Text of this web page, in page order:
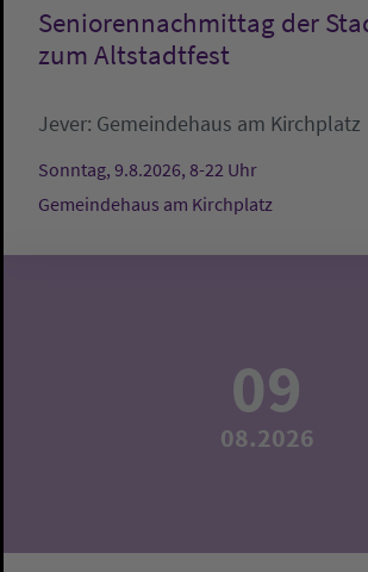
Seniorennachmittag der
zum Altstadtfest
Jever: Gemeindehaus am Kirchplatz
Sonntag, 9.8.2026, 8-22 Uhr
Gemeindehaus am Kirchplatz
09
08.2026